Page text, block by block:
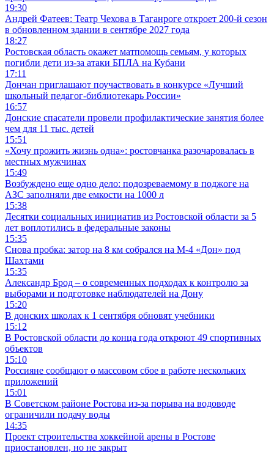
19:30
Андрей Фатеев: Театр Чехова в Таганроге откроет 200-й сезон
в обновленном здании в сентябре 2027 года
18:27
Ростовская область окажет матпомощь семьям, у которых
погибли дети из-за атаки БПЛА на Кубани
17:11
Дончан приглашают поучаствовать в конкурсе «Лучший
школьный педагог-библиотекарь России»
16:57
Донские спасатели провели профилактические занятия более
чем для 11 тыс. детей
15:51
«Хочу прожить жизнь одна»: ростовчанка разочаровалась в
местных мужчинах
15:49
Возбуждено еще одно дело: подозреваемому в поджоге на
АЗС заполняли две емкости на 1000 л
15:38
Десятки социальных инициатив из Ростовской области за 5
лет воплотились в федеральные законы
15:35
Снова пробка: затор на 8 км собрался на М-4 «Дон» под
Шахтами
15:35
Александр Брод – о современных подходах к контролю за
выборами и подготовке наблюдателей на Дону
15:20
В донских школах к 1 сентября обновят учебники
15:12
В Ростовской области до конца года откроют 49 спортивных
объектов
15:10
Россияне сообщают о массовом сбое в работе нескольких
приложений
15:01
В Советском районе Ростова из-за порыва на водоводе
ограничили подачу воды
14:35
Проект строительства хоккейной арены в Ростове
приостановлен, но не закрыт